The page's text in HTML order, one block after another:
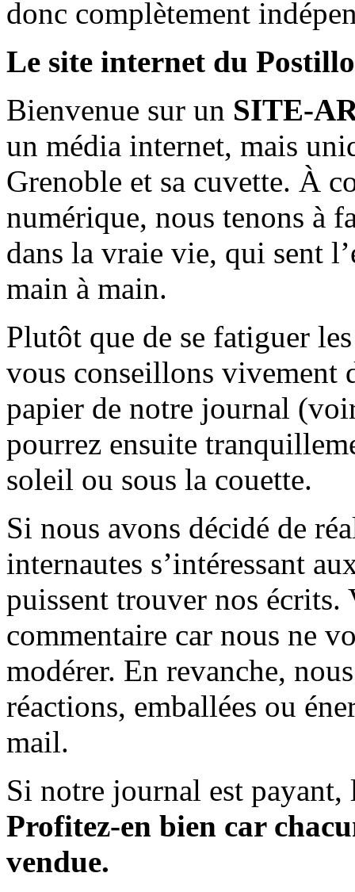
donc complètement
Le site internet du
Bienvenue sur un SITE-
un média internet, mais
Grenoble et sa cuvette. À
numérique, nous tenons à
dans la vraie vie, qui sent
main à main.
Plutôt que de se fatiguer
vous conseillons vivement
papier de notre journal
pourrez ensuite
soleil ou sous la couette.
Si nous avons décidé de
internautes s’intéressant
puissent trouver nos écrits.
commentaire car nous ne
modérer. En revanche,
réactions, emballées ou
mail.
Si notre journal est payant,
Profitez-en bien car
vendue.